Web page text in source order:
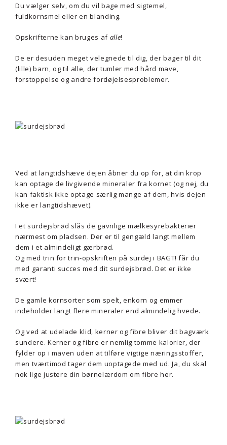
Du vælger selv, om du vil bage med sigtemel,
fuldkornsmel eller en blanding.
Opskrifterne kan bruges af alle!
De er desuden meget velegnede til dig, der bager til dit
(lille) barn, og til alle, der tumler med hård mave,
forstoppelse og andre fordøjelsesproblemer.
Ved at langtidshæve dejen åbner du op for, at din krop
kan optage de livgivende mineraler fra kornet (og nej, du
kan faktisk ikke optage særlig mange af dem, hvis dejen
ikke er langtidshævet).
I et surdejsbrød slås de gavnlige mælkesyrebakterier
nærmest om pladsen. Der er til gengæld langt mellem
dem i et almindeligt gærbrød.
Og med trin for trin-opskriften på surdej i BAGT! får du
med garanti succes med dit surdejsbrød. Det er ikke
svært!
De gamle kornsorter som spelt, enkorn og emmer
indeholder langt flere mineraler end almindelig hvede.
Og ved at udelade klid, kerner og fibre bliver dit bagværk
sundere. Kerner og fibre er nemlig tomme kalorier, der
fylder op i maven uden at tilføre vigtige næringsstoffer,
men tværtimod tager dem uoptagede med ud. Ja, du skal
nok lige justere din børnelærdom om fibre her.